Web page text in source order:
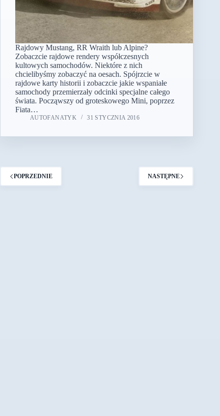
Rajdowy Mustang, RR Wraith lub Alpine?
Zobaczcie rajdowe rendery współczesnych
kultowych samochodów. Niektóre z nich
chcielibyśmy zobaczyć na oesach. Spójrzcie w
rajdowe karty historii i zobaczcie jakie wspaniałe
samochody przemierzały odcinki specjalne całego
świata. Począwszy od groteskowego Mini, poprzez
Fiata…
AUTOFANATYK 31 STYCZNIA 2016
POPRZEDNIE NASTĘPNE